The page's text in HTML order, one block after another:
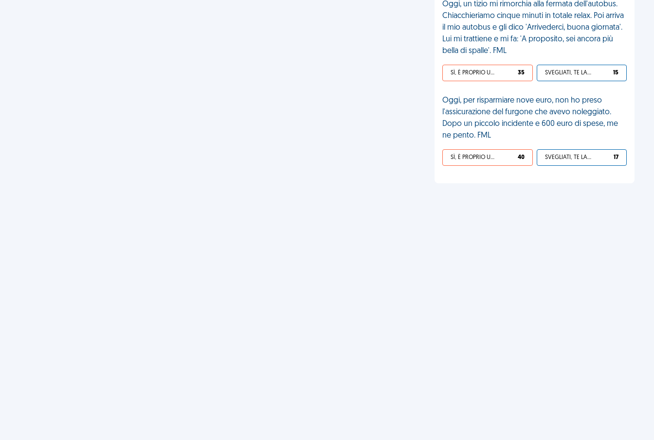
Oggi, un tizio mi rimorchia alla fermata dell'autobus.
Chiacchieriamo cinque minuti in totale relax. Poi arriva
il mio autobus e gli dico 'Arrivederci, buona giornata'.
Lui mi trattiene e mi fa: 'A proposito, sei ancora più
bella di spalle'. FML
SÌ, È PROPRIO UNA VDM! 35 SVEGLIATI, TE LA SEI CERCATA! 15
Oggi, per risparmiare nove euro, non ho preso
l'assicurazione del furgone che avevo noleggiato.
Dopo un piccolo incidente e 600 euro di spese, me
ne pento. FML
SÌ, È PROPRIO UNA VDM! 40 SVEGLIATI, TE LA SEI CERCATA! 17